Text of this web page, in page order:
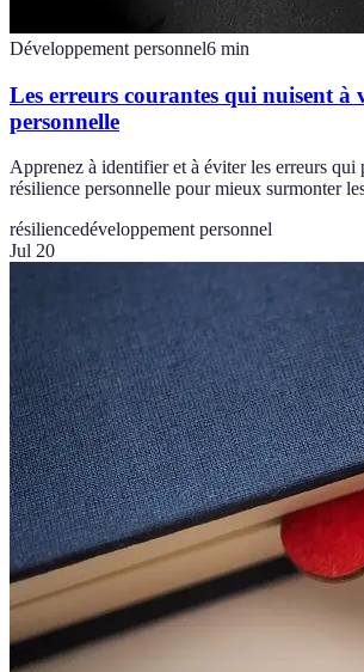
Développement personnel6 min
Les erreurs courantes qui nuisent à
personnelle
Apprenez à identifier et à éviter les erreurs qui
résilience personnelle pour mieux surmonter
résiliencedéveloppement personnel
Jul 20